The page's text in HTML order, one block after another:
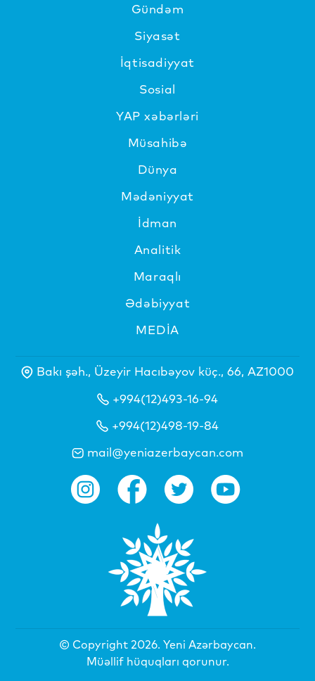
Gündəm
Siyasət
İqtisadiyyat
Sosial
YAP xəbərləri
Müsahibə
Dünya
Mədəniyyat
İdman
Analitik
Maraqlı
Ədəbiyyat
MEDİA
Bakı şəh., Üzeyir Hacıbəyov küç., 66, AZ1000
+994(12)493-16-94
+994(12)498-19-84
mail@yeniazerbaycan.com
© Copyright 2026. Yeni Azərbaycan.
Müəllif hüquqları qorunur.